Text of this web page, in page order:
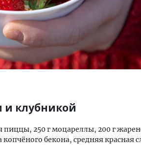
и клубникой
пиццы, 250 г моцареллы, 200 г
бекона, средняя красная